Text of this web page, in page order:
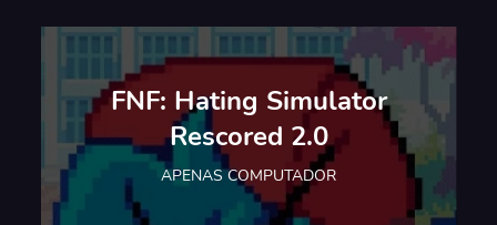
FNF: Hating Simulator
Rescored 2.0
APENAS COMPUTADOR